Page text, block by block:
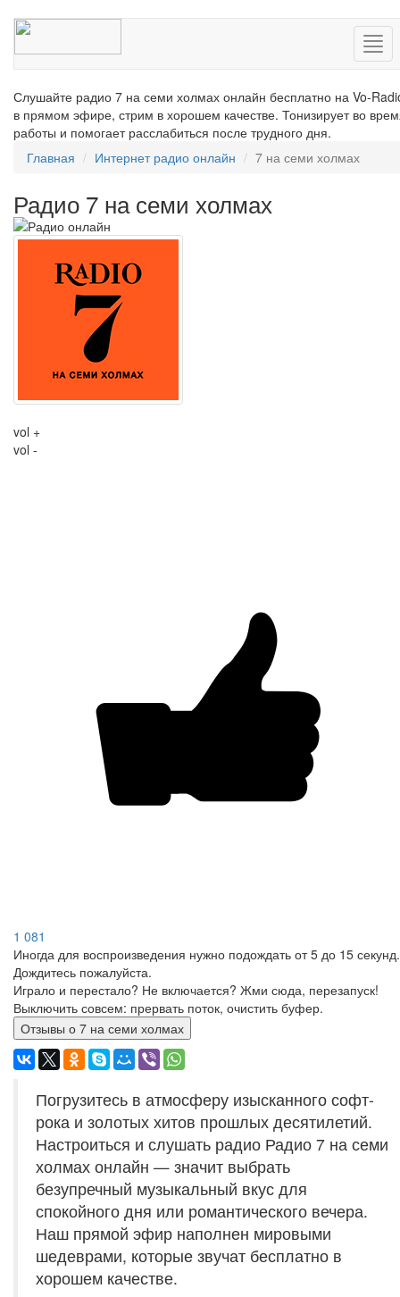
Слушайте радио 7 на семи холмах онлайн бесплатно на Vo-
в прямом эфире, стрим в хорошем качестве. Тонизирует во
работы и помогает расслабиться после трудного дня.
Главная
Интернет радио онлайн 7 на семи холмах
Радио 7 на семи холмах
vol +
vol -
1 081
Иногда для воспроизведения нужно подождать от 5 до 15 секунд.
Дождитесь пожалуйста.
Играло и перестало? Не включается? Жми сюда, перезапуск!
Выключить совсем: прервать поток, очистить буфер.
Отзывы о 7 на семи холмах
Погрузитесь в атмосферу изысканного софт-
рока и золотых хитов прошлых десятилетий.
Настроиться и слушать радио Радио 7 на семи
холмах онлайн — значит выбрать
безупречный музыкальный вкус для
спокойного дня или романтического вечера.
Наш прямой эфир наполнен мировыми
шедеврами, которые звучат бесплатно в
хорошем качестве.